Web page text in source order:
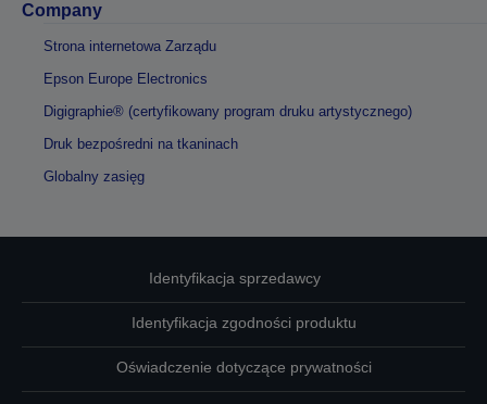
Company
Strona internetowa Zarządu
Epson Europe Electronics
Digigraphie® (certyfikowany program druku artystycznego)
Druk bezpośredni na tkaninach
Globalny zasięg
Identyfikacja sprzedawcy
Identyfikacja zgodności produktu
Oświadczenie dotyczące prywatności